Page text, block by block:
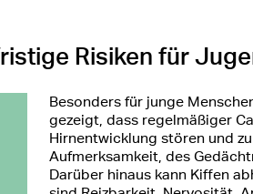
Risiken für
Besonders für junge
gezeigt, dass regelmäßiger
Hirnentwicklung stören und
Aufmerksamkeit, des
Darüber hinaus kann Kiffen